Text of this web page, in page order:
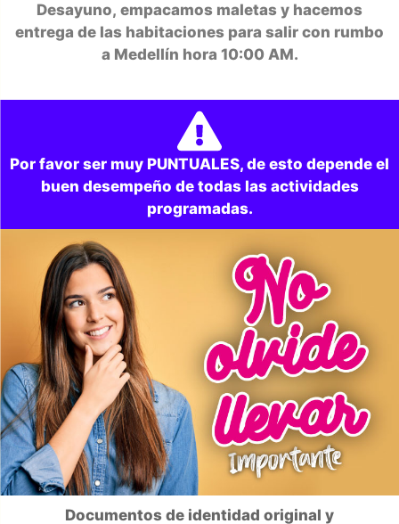
Desayuno, empacamos maletas y hacemos
entrega de las habitaciones para salir con rumbo
a Medellín hora 10:00 AM.
Por favor ser muy PUNTUALES, de esto depende el
buen desempeño de todas las actividades
programadas.
Documentos de identidad original y